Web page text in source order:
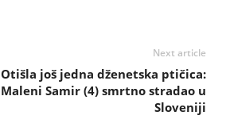
Next article
Otišla još jedna dženetska ptičica:
Maleni Samir (4) smrtno stradao u
Sloveniji